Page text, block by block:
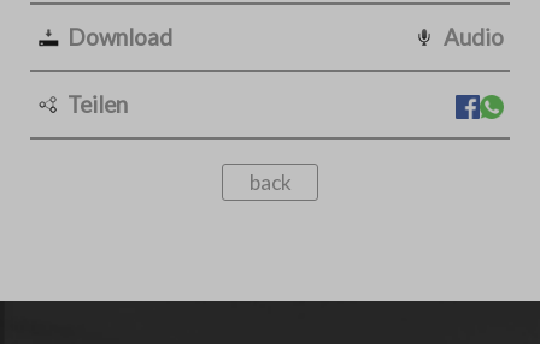
Audio
Download
Teilen
back